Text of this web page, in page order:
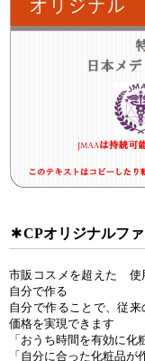
CPオリジナルフ
市販コスメを超えた 使
自分で作る
自分で作ることで、従
価格を実現できます
「おうち時間を有効に化
「自分に合った化粧品が